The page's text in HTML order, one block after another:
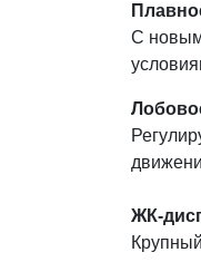
С новым
ЖК-